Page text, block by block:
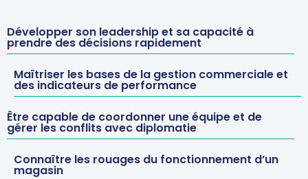
Développer son leadership et sa capacité à
prendre des décisions rapidement
Maîtriser les bases de la gestion commerciale et
des indicateurs de performance
Être capable de coordonner une équipe et de
gérer les conflits avec diplomatie
Connaître les rouages du fonctionnement d’un
magasin